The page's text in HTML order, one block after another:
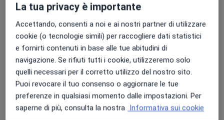
Visita Specialistica di Chirurgia Toracica
Da 200 € Dettagli
Medicazione
Dettagli
Toracentesi
Da 500 € Dettagli
La tua privacy è importante
Accettando, consenti a noi e ai nostri partner di utilizzare
cookie (o tecnologie simili) per raccogliere dati statistici
e fornirti contenuti in base alle tue abitudini di
navigazione. Se rifiuti tutti i cookie, utilizzeremo solo
quelli necessari per il corretto utilizzo del nostro sito.
Puoi revocare il tuo consenso o aggiornare le tue
preferenze in qualsiasi momento dalle impostazioni. Per
saperne di più, consulta la nostra Informativa sui cookie